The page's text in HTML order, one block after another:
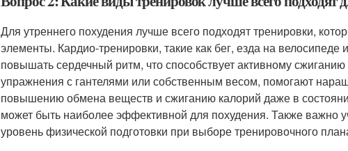
Для утреннего похудения лучше всего подходят тренировки,
элементы. Кардио-тренировки, такие как бег, езда на
повышать сердечный ритм, что способствует активному
упражнения с гантелями или собственным весом, помогают
повышению обмена веществ и сжиганию калорий даже в
может быть наиболее эффективной для похудения. Также важно
уровень физической подготовки при выборе тренировочного